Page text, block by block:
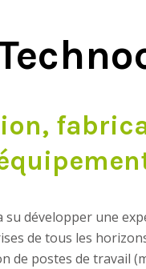
su développer une
de tous les
de postes de travail